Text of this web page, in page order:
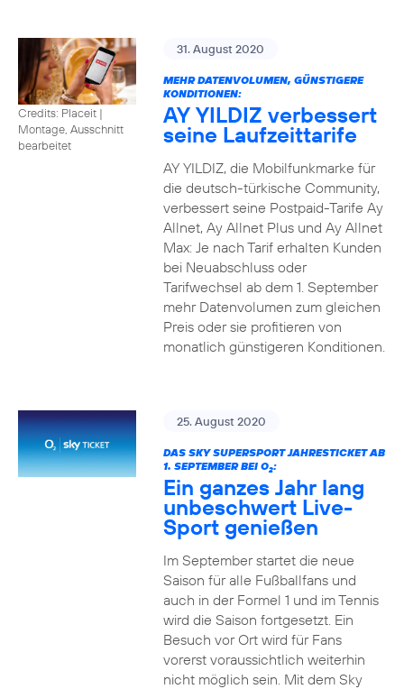
Credits: Placeit |
Montage, Ausschnitt
bearbeitet
31. August 2020
MEHR DATENVOLUMEN, GÜNSTIGERE
KONDITIONEN:
AY YILDIZ verbessert
seine Laufzeittarife
AY YILDIZ, die Mobilfunkmarke für
die deutsch-türkische Community,
verbessert seine Postpaid-Tarife Ay
Allnet, Ay Allnet Plus und Ay Allnet
Max: Je nach Tarif erhalten Kunden
bei Neuabschluss oder
Tarifwechsel ab dem 1. September
mehr Datenvolumen zum gleichen
Preis oder sie profitieren von
monatlich günstigeren Konditionen.
25. August 2020
DAS SKY SUPERSPORT JAHRESTICKET AB
1. SEPTEMBER BEI O2:
Ein ganzes Jahr lang
unbeschwert Live-
Sport genießen
Im September startet die neue
Saison für alle Fußballfans und
auch in der Formel 1 und im Tennis
wird die Saison fortgesetzt. Ein
Besuch vor Ort wird für Fans
vorerst voraussichtlich weiterhin
nicht möglich sein. Mit dem Sky